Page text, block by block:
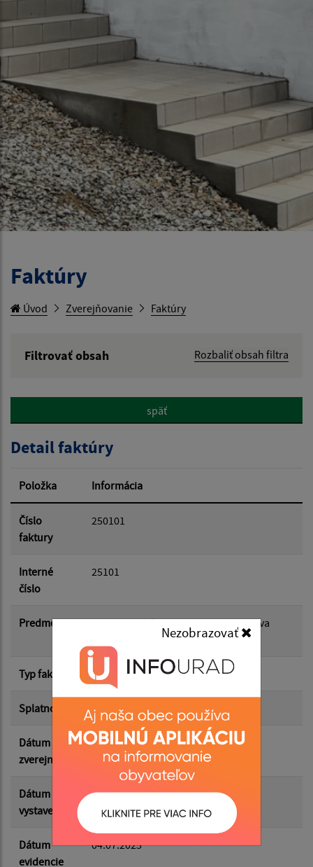
Nezobrazovať
Faktúry
Úvod Zverejňovanie Faktúry
Filtrovať obsah
Rozbaliť obsah filtra
Hľadať v:
Dátum od:
Dátum do:
Suma od:
Filtrovať Reset
späť
Detail faktúry
Položka Informácia
Číslo
faktury
250101
Interné
číslo
25101
Predmet
FP: 25101 FV/250101 04.07.25 - Oprava
strunovej kosačky
Typ faktúry dodávateľská
Splatnosť 07.07.2025
Dátum
zverejnenia
29.07.2025
Dátum
vystavenia
30.06.2025
Dátum
evidencie
04.07.2025